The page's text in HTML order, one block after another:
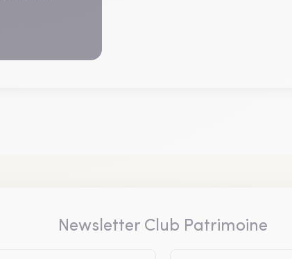
Newsletter Club Patrimoine